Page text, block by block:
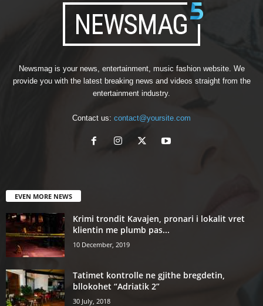
Newsmag is your news, entertainment, music fashion website. We
provide you with the latest breaking news and videos straight from the
entertainment industry.
Contact us: contact@yoursite.com
EVEN MORE NEWS
Krimi trondit Kavajen, pronari i lokalit vret
klientin me plumb pas...
10 December, 2019
Tatimet kontrolle ne gjithe bregdetin,
bllokohet “Adriatik 2”
30 July, 2018